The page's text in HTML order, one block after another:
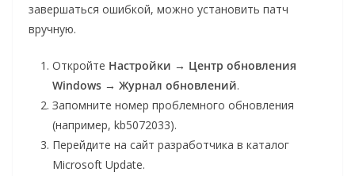
завершаться ошибкой, можно установить патч
вручную.
Откройте Настройки → Центр обновления
Windows → Журнал обновлений.
Запомните номер проблемного обновления
(например, kb5072033).
Перейдите на сайт разработчика в каталог
Microsoft Update.